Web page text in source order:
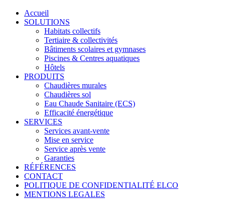
Accueil
SOLUTIONS
Habitats collectifs
Tertiaire & collectivités
Bâtiments scolaires et gymnases
Piscines & Centres aquatiques
Hôtels
PRODUITS
Chaudières murales
Chaudières sol
Eau Chaude Sanitaire (ECS)
Efficacité énergétique
SERVICES
Services avant-vente
Mise en service
Service après vente
Garanties
RÉFÉRENCES
CONTACT
POLITIQUE DE CONFIDENTIALITÉ ELCO
MENTIONS LEGALES